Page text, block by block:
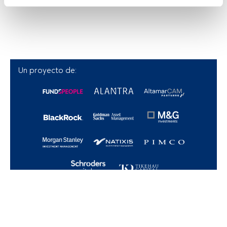
datos para proporcionar:
Lista de asociados (proveedores)
Un proyecto de: